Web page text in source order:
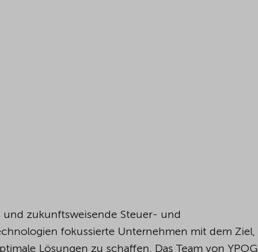
und zukunftsweisende Steuer- und
fokussierte Unternehmen mit dem Ziel,
Lösungen zu schaffen. Das Team von YPOG